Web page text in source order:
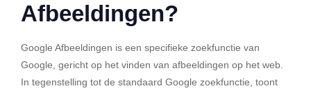
Afbeeldingen?
Google Afbeeldingen is een specifieke zoekfunctie van
Google, gericht op het vinden van afbeeldingen op het web.
In tegenstelling tot de standaard Google zoekfunctie, toont